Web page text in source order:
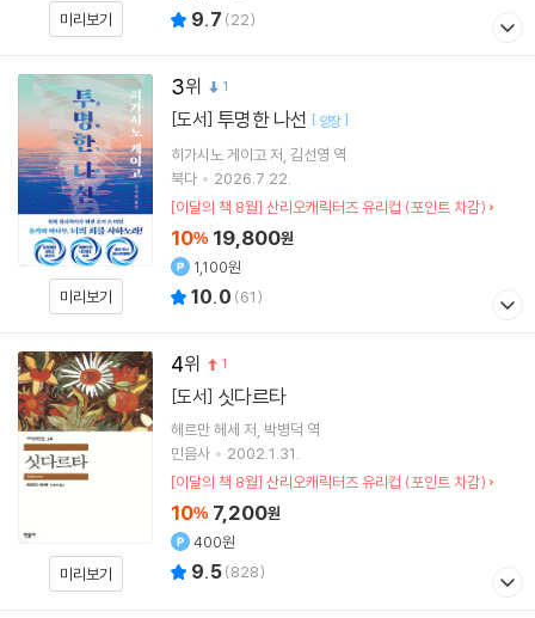
미리보기 9.7 (22)
3 1
미리보기
[도서] 투명한 나선 [ 양장]
히가시노 게이고 저 김선영 역
북다
2026.7.22.
[이달의 책 8월] 산리오캐릭터즈 유리컵 (포인트 차감)
10% 19,800원
1,100원
10.0 (61)
4 1
미리보기
[도서] 싯다르타
헤르만 헤세 저 박병덕 역
민음사
2002.1.31.
[이달의 책 8월] 산리오캐릭터즈 유리컵 (포인트 차감)
10% 7,200원
400원
9.5(828)